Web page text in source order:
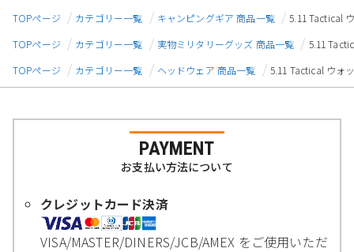
TOPページ
カテゴリー一覧 キャンピングギア 商品一覧
5.11 Tactical
TOPページ
カテゴリー一覧 実物ミリタリーグッズ 商品一覧
5.11
TOPページ
カテゴリー一覧 ヘッドウェア 商品一覧 5.11 Tactical ウォ
PAYMENT
お支払い方法について
クレジットカード決済
VISA/MASTER/DINERS/JCB/AMEX をご使用いただ